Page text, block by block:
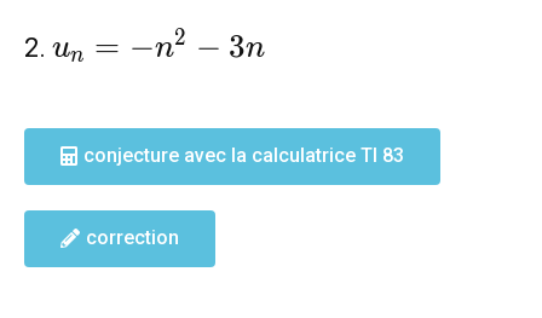
2. u_n=-
un = −n2 − 3n
conjecture avec la calculatrice TI 83
correction